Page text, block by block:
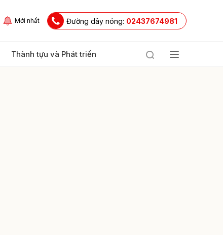
Mới nhất Đường dây nóng: 02437674981
Thành tựu và Phát triển